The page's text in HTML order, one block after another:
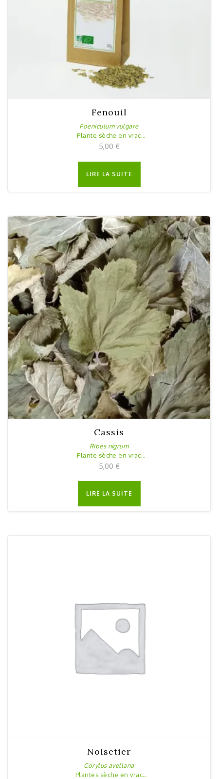
Fenouil
Foeniculum vulgare
Plante sèche en vrac
50g
5,00 €
LIRE LA SUITE
Cassis
Ribes nigrum
Plante sèche en vrac
20g
5,00 €
LIRE LA SUITE
Noisetier
Corylus avellana
Plantes sèche en vrac